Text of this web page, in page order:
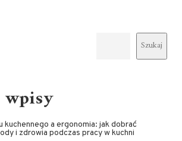
Szukaj
kuchennego a ergonomia: jak dobrać
i zdrowia podczas pracy w kuchni